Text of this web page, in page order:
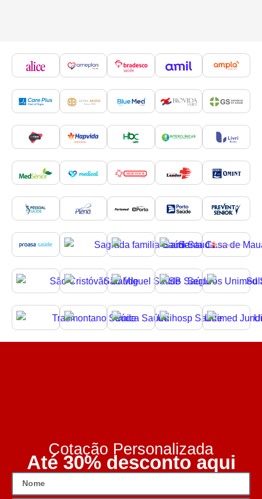
Cotação Personalizada
Até 30% desconto aqui